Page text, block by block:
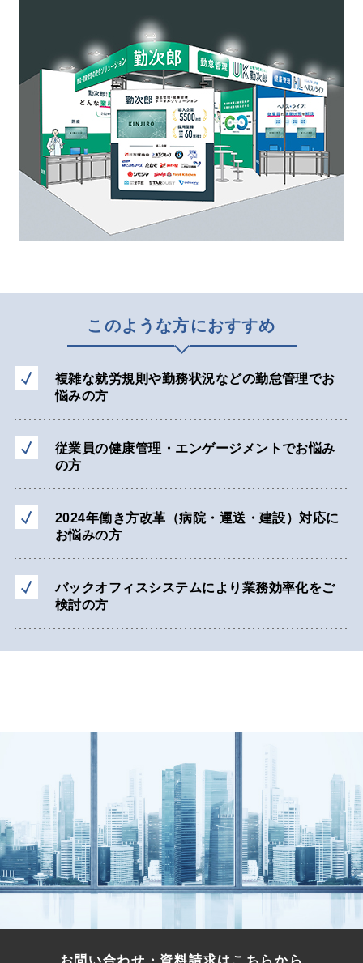
このような方におすすめ
複雑な就労規則や勤務状況などの勤怠管理でお
悩みの方
従業員の健康管理・エンゲージメントでお悩み
の方
2024年働き方改革（病院・運送・建設）対応に
お悩みの方
バックオフィスシステムにより業務効率化をご
検討の方
お問い合わせ・資料請求はこちらから